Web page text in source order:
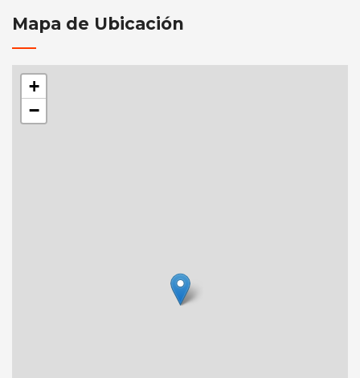
Mapa de Ubicación
+
−